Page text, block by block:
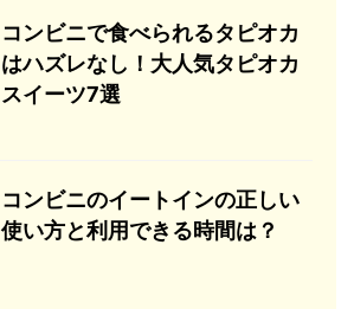
コンビニで食べられるタピオカ
はハズレなし！大人気タピオカ
スイーツ7選
コンビニのイートインの正しい
使い方と利用できる時間は？